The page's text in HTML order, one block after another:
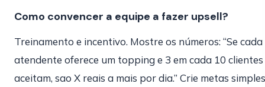
Como convencer a equipe a fazer upsell?
Treinamento e incentivo. Mostre os números: “Se cada
atendente oferece um topping e 3 em cada 10 clientes
aceitam, sao X reais a mais por dia.” Crie metas